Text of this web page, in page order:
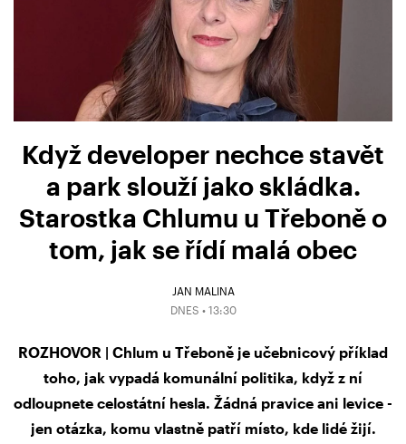
Když developer nechce stavět
a park slouží jako skládka.
Starostka Chlumu u Třeboně o
tom, jak se řídí malá obec
JAN MALINA
DNES • 13:30
ROZHOVOR | Chlum u Třeboně je učebnicový příklad
toho, jak vypadá komunální politika, když z ní
odloupnete celostátní hesla. Žádná pravice ani levice -
jen otázka, komu vlastně patří místo, kde lidé žijí.